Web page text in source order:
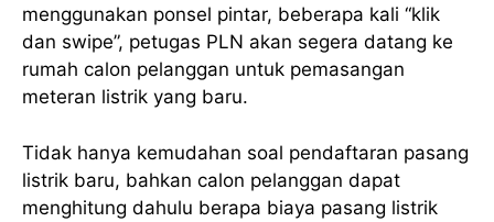
menggunakan ponsel pintar, beberapa kali “klik
dan swipe”, petugas PLN akan segera datang ke
rumah calon pelanggan untuk pemasangan
meteran listrik yang baru.
Tidak hanya kemudahan soal pendaftaran pasang
listrik baru, bahkan calon pelanggan dapat
menghitung dahulu berapa biaya pasang listrik